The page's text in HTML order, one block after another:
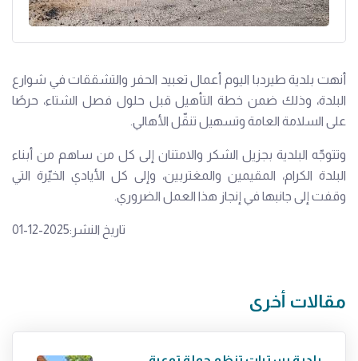
أنهت بلدية طيردبا اليوم أعمال تعبيد الحفر والتشققات في شوارع
البلدة، وذلك ضمن خطة التأهيل قبل حلول فصل الشتاء، حرصًا
على السلامة العامة وتسهيل تنقّل الأهالي.
وتتوجّه البلدية بجزيل الشكر والامتنان إلى كل من ساهم من أبناء
البلدة الكرام، المقيمين والمغتربين، وإلى كل الأيادي الخيّرة التي
وقفت إلى جانبها في إنجاز هذا العمل الضروري.
تاريخ النشر:2025-12-01
مقالات أخرى